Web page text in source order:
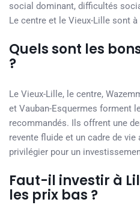
social dominant, difficultés
Le centre et le Vieux-Lille sont à
Quels sont les
?
Le Vieux-Lille, le centre,
et Vauban-Esquermes forment
recommandés. Ils offrent une
revente fluide et un cadre de
privilégier pour un
Faut-il investir à
les prix bas ?